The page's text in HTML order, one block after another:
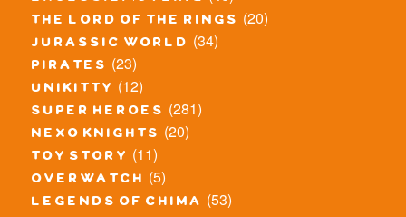
the lord of the rings (20)
jurassic world (34)
pirates (23)
unikitty (12)
super heroes (281)
nexo knights (20)
toy story (11)
overwatch (5)
legends of chima (53)